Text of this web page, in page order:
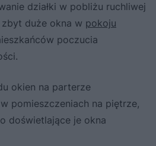
działki w pobliżu ruchliwej
duże okna w pokoju
poczucia
okien na parterze
pomieszczeniach na piętrze,
doświetlające je okna